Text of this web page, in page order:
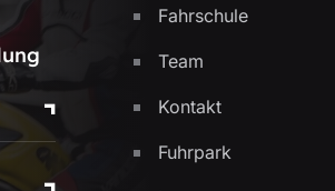
Fahrschule
Team
Kontakt
Fuhrpark